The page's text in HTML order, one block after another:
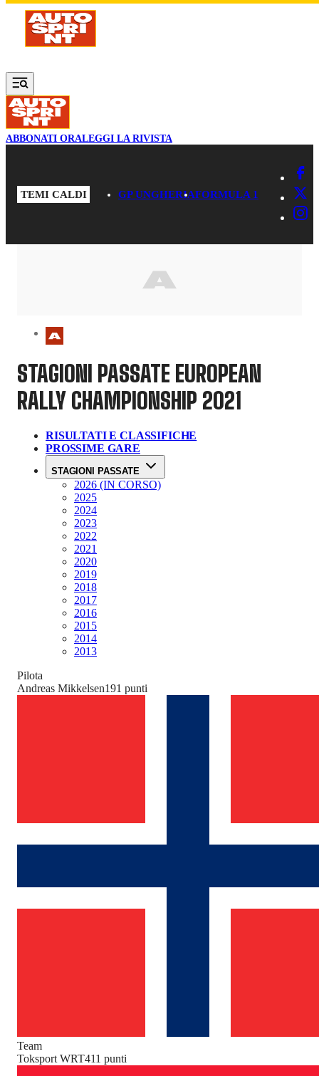
Vai al contenuto principale
ABBONATI ORALEGGI LA RIVISTA
TEMI CALDI GP UNGHERIAFORMULA 1
STAGIONI PASSATE EUROPEAN
RALLY CHAMPIONSHIP 2021
RISULTATI E CLASSIFICHE
PROSSIME GARE
STAGIONI PASSATE
2026 (IN CORSO)
2025
2024
2023
2022
2021
2020
2019
2018
2017
2016
2015
2014
2013
Pilota
Andreas Mikkelsen191 punti
Team
Toksport WRT411 punti